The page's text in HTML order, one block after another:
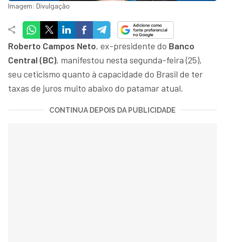
Imagem: Divulgação
Roberto Campos Neto, ex-presidente do Banco
Central (BC), manifestou nesta segunda-feira (25),
seu ceticismo quanto à capacidade do Brasil de ter
taxas de juros muito abaixo do patamar atual.
CONTINUA DEPOIS DA PUBLICIDADE